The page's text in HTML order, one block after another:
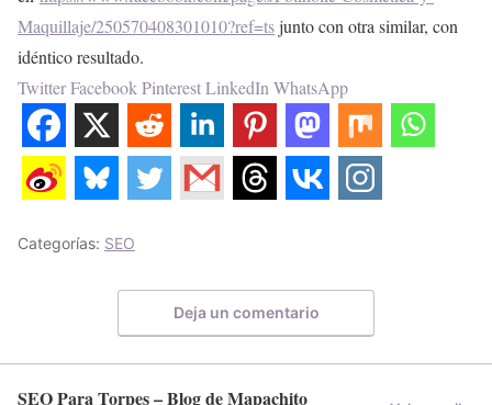
Maquillaje/250570408301010?ref=tsjunto con otra similar, con
idéntico resultado.
TwitterFacebook PinterestLinkedIn WhatsApp
Categorías: SEO
Deja un comentario
SEO Para Torpes – Blog de Mapachito